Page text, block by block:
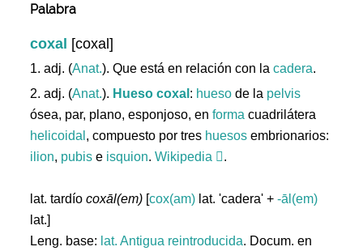
Palabra
coxal [coxal]
1. adj. (Anat.). Que está en relación con lacadera.
2. adj. (Anat.). Hueso coxal : hueso de la pelvis
ósea, par, plano, esponjoso, enforma cuadrilátera
helicoidal , compuesto por tres huesos embrionarios:
ilion, pubis e isquion.Wikipedia .
lat. tardíocoxāl(em) [cox(am) lat. 'cadera' +-āl(em)
lat.]
Leng. base: lat. Antigua reintroducida. Docum. en